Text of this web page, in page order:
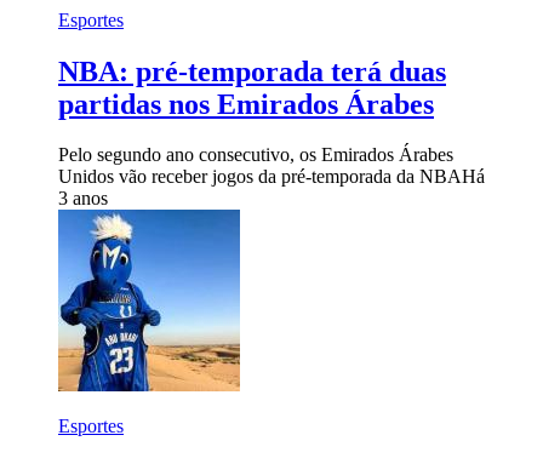
Esportes
NBA: pré-temporada terá duas
partidas nos Emirados Árabes
Pelo segundo ano consecutivo, os Emirados Árabes
Unidos vão receber jogos da pré-temporada da NBAHá
3 anos
Esportes